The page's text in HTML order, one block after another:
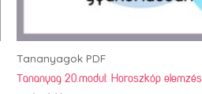
Tananyagok PDF
Tananyag 20.modul: Horoszkóp elemzés